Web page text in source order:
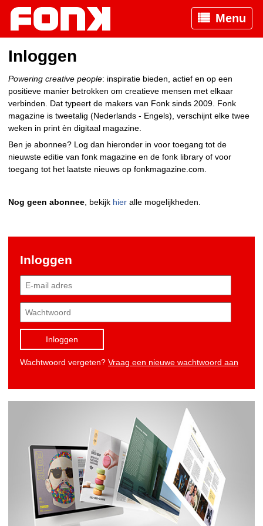
Menu
Inloggen
Powering creative people: inspiratie bieden, actief en op een
positieve manier betrokken om creatieve mensen met elkaar
verbinden. Dat typeert de makers van Fonk sinds 2009. Fonk
magazine is tweetalig (Nederlands - Engels), verschijnt elke twee
weken in print èn digitaal magazine.
Ben je abonnee? Log dan hieronder in voor toegang tot de
nieuwste editie van fonk magazine en de fonk library of voor
toegang tot het laatste nieuws op fonkmagazine.com.
Nog geen abonnee , bekijk hier alle mogelijkheden.
Inloggen
Inloggen
Wachtwoord vergeten? Vraag een nieuwe wachtwoord aan